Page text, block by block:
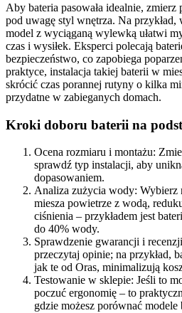
Aby bateria pasowała idealnie, zmierz
pod uwagę styl wnętrza. Na przykład,
model z wyciąganą wylewką ułatwi
czas i wysiłek. Eksperci polecają
bezpieczeństwo, co zapobiega
praktyce, instalacja takiej baterii w
skrócić czas porannej rutyny o kilka
przydatne w zabieganych domach.
Kroki doboru baterii na
Ocena rozmiaru i montażu:
sprawdź typ instalacji, aby
dopasowaniem.
Analiza zużycia wody: Wybierz
miesza powietrze z wodą,
ciśnienia – przykładem jest
do 40% wody.
Sprawdzenie gwarancji i
przeczytaj opinie; na przykład,
jak te od Oras, minimalizują
Testowanie w sklepie: Jeśli to
poczuć ergonomię – to
gdzie możesz porównać modele